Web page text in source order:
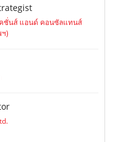
ชั่นส์ แอนด์ คอนซัลแทนส์
)